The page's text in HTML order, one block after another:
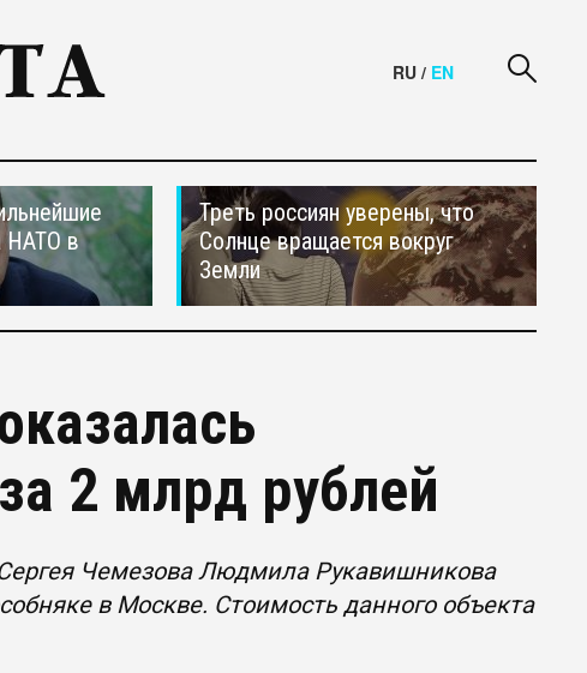
RU / EN
НАТО в
Треть россиян уверены, что
Солнце вращается вокруг
Земли
2 млрд рублей
Чемезова Людмила Рукавишникова
в Москве. Стоимость данного объекта